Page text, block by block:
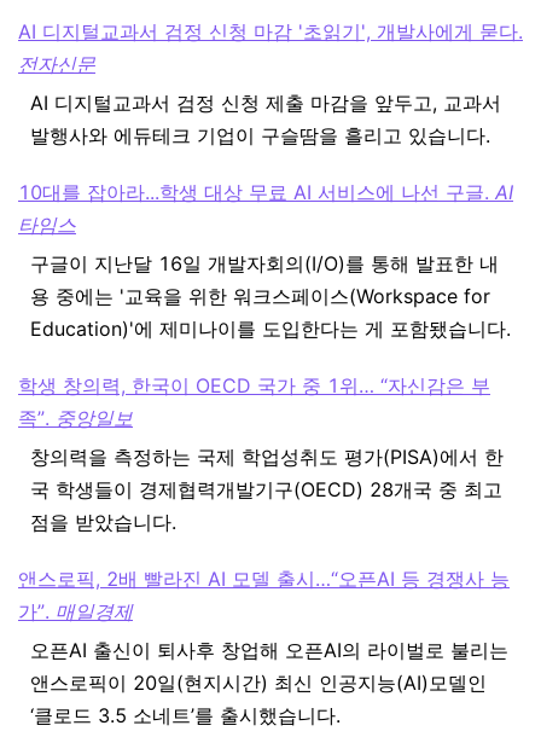
AI 디지털교과서 검정 신청 마감 '초읽기', 개발사에게 묻다.
전자신문
AI 디지털교과서 검정 신청 제출 마감을 앞두고, 교과서
발행사와 에듀테크 기업이 구슬땀을 흘리고 있습니다.
10대를 잡아라...학생 대상 무료 AI 서비스에 나선 구글. AI
타임스
구글이 지난달 16일 개발자회의(I/O)를 통해 발표한 내
용 중에는 '교육을 위한 워크스페이스(Workspace for
Education)'에 제미나이를 도입한다는 게 포함됐습니다.
학생 창의력, 한국이 OECD 국가 중 1위… “자신감은 부
족”. 중앙일보
창의력을 측정하는 국제 학업성취도 평가(PISA)에서 한
국 학생들이 경제협력개발기구(OECD) 28개국 중 최고
점을 받았습니다.
앤스로픽, 2배 빨라진 AI 모델 출시…“오픈AI 등 경쟁사 능
가”. 매일경제
오픈AI 출신이 퇴사후 창업해 오픈AI의 라이벌로 불리는
앤스로픽이 20일(현지시간) 최신 인공지능(AI)모델인
‘클로드 3.5 소네트’를 출시했습니다.